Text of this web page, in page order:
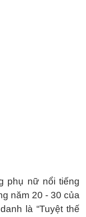
phụ nữ nổi tiếng
năm 20 - 30 của
là “Tuyệt thế